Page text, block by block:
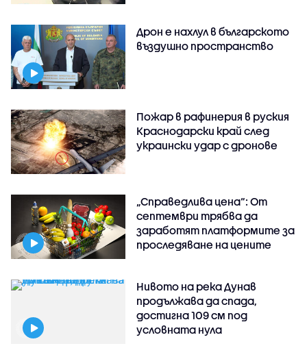
Дрон е нахлул в българското
въздушно пространство
Пожар в рафинерия в руския
Краснодарски край след
украински удар с дронове
„Справедлива цена“: От
септември трябва да
заработят платформите за
проследяване на цените
Нивото на река Дунав
продължава да спада,
достигна 109 см под
условната нула